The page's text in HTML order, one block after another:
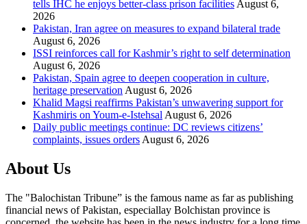
tells IHC he enjoys better-class prison facilitiesAugust 6,
2026
Pakistan, Iran agree on measures to expand bilateral trade
August 6, 2026
ISSI reinforces call for Kashmir’s right to self determination
August 6, 2026
Pakistan, Spain agree to deepen cooperation in culture,
heritage preservationAugust 6, 2026
Khalid Magsi reaffirms Pakistan’s unwavering support for
Kashmiris on Youm-e-IstehsalAugust 6, 2026
Daily public meetings continue: DC reviews citizens’
complaints, issues ordersAugust 6, 2026
About Us
The "Balochistan Tribune” is the famous name as far as publishing
financial news of Pakistan, especiallay Bolchistan province is